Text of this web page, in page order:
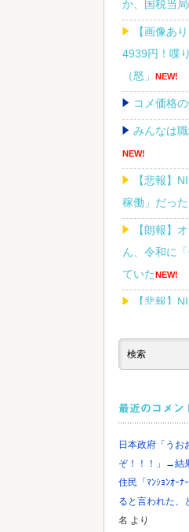
か、国税当局
【画像あ
4939円！喋
（怒」
NEW!
コメ価格
みんなは
NEW!
【悲報】
稼働」だっ
【朗報】
ん、令和に
ていたNEW!
【悲報】
Powered by
最近のコメン
日本政府「うお
ぞ！！！」→結
住民「ﾏﾝｼｮﾝｵｰ
ると言われた、
名 より